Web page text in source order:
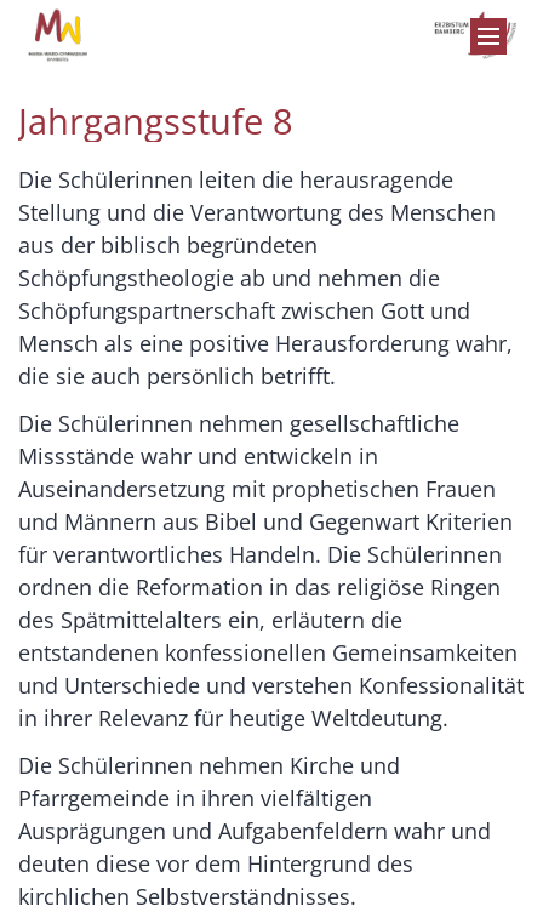
Zum Inhalt springen
Jahrgangsstufe 8
Die Schülerinnen leiten die herausragende
Stellung und die Verantwortung des Menschen
aus der biblisch begründeten
Schöpfungstheologie ab und nehmen die
Schöpfungspartnerschaft zwischen Gott und
Mensch als eine positive Herausforderung wahr,
die sie auch persönlich betrifft.
Die Schülerinnen nehmen gesellschaftliche
Missstände wahr und entwickeln in
Auseinandersetzung mit prophetischen Frauen
und Männern aus Bibel und Gegenwart Kriterien
für verantwortliches Handeln. Die Schülerinnen
ordnen die Reformation in das religiöse Ringen
des Spätmittelalters ein, erläutern die
entstandenen konfessionellen Gemeinsamkeiten
und Unterschiede und verstehen Konfessionalität
in ihrer Relevanz für heutige Weltdeutung.
Die Schülerinnen nehmen Kirche und
Pfarrgemeinde in ihren vielfältigen
Ausprägungen und Aufgabenfeldern wahr und
deuten diese vor dem Hintergrund des
kirchlichen Selbstverständnisses.